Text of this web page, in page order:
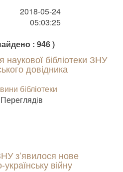
2018-05-24
05:03:25
: 946 )
наукової бібліотеки ЗНУ
довідника
бібліотеки
з’явилося нове
війну